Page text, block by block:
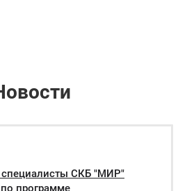
специалисты СКБ "МИР"